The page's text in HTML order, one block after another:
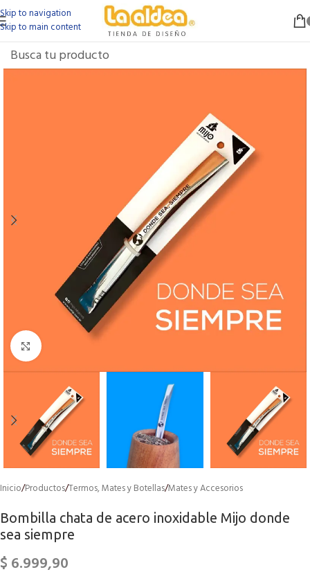
Skip to navigation
Skip to main content
Click to enlarge
Inicio/Productos/Termos, Mates y Botellas/Mates y Accesorios
Bombilla chata de acero inoxidable Mijo donde
sea siempre
$ 6.999,90